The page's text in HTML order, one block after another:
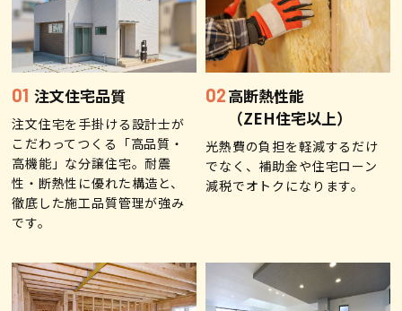
スタッフブログ ZEH普及目標
プライバシー
ポリシー
ソーシャルメディアポリ
シー
サイトマップ
注文住宅品質
注文住宅を手掛ける設計士が
こだわってつくる「高品質・
高機能」な分譲住宅。耐震
性・断熱性に優れた構造と、
徹底した施工品質管理が強み
です。
高断熱性能
（ZEH住宅以上）
光熱費の負担を軽減するだけ
でなく、補助金や住宅ローン
減税でオトクになります。​